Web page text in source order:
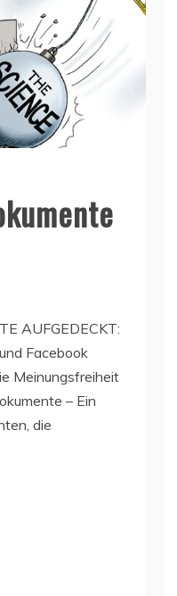
AUFGEDECKT:
Facebook
Meinungsfreiheit
– Ein
die